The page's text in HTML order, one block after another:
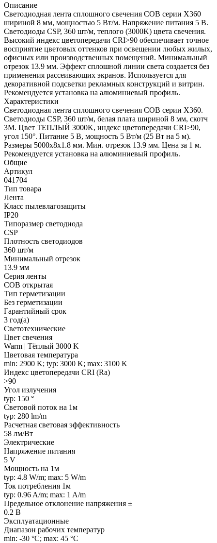
Описание
Светодиодная лента сплошного свечения COB серии X360
шириной 8 мм, мощностью 5 Вт/м. Напряжение питания 5 В.
Светодиоды CSP, 360 шт/м, теплого (3000K) цвета свечения.
Высокий индекс цветопередачи CRI>90 обеспечивает точное
восприятие цветовых оттенков при освещении любых жилых,
офисных или производственных помещений. Минимальный
отрезок 13.9 мм. Эффект сплошной линии света создается без
применения рассеивающих экранов. Используется для
декоративной подсветки рекламных конструкций и витрин.
Рекомендуется установка на алюминиевый профиль.
Характеристики
Светодиодная лента сплошного свечения COB серии X360.
Светодиоды CSP, 360 шт/м, белая плата шириной 8 мм, скотч
3M. Цвет ТЕПЛЫЙ 3000K, индекс цветопередачи CRI>90,
угол 150°. Питание 5 В, мощность 5 Вт/м (25 Вт на 5 м).
Размеры 5000х8х1.8 мм. Мин. отрезок 13.9 мм. Цена за 1 м.
Рекомендуется установка на алюминиевый профиль.
Общие
Артикул
041704
Тип товара
Лента
Класс пылевлагозащиты
IP20
Типоразмер светодиода
CSP
Плотность светодиодов
360 шт/м
Минимальный отрезок
13.9 мм
Серия ленты
COB открытая
Тип герметизации
Без герметизации
Гарантийный срок
3 год(а)
Светотехнические
Цвет свечения
Warm | Тёплый 3000 K
Цветовая температура
min: 2900 K; typ: 3000 K; max: 3100 K
Индекс цветопередачи CRI (Ra)
>90
Угол излучения
typ: 150 °
Световой поток на 1м
typ: 280 lm/m
Расчетная световая эффективность
58 лм/Вт
Электрические
Напряжение питания
5 V
Мощность на 1м
typ: 4.8 W/m; max: 5 W/m
Ток потребления 1м
typ: 0.96 A/m; max: 1 A/m
Предельное отклонение напряжения ±
0.2 В
Эксплуатационные
Диапазон рабочих температур
min: -30 °C; max: 45 °C